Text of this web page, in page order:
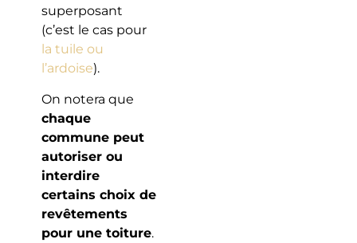
superposant
(c’est le cas pour
la tuile ou
l’ardoise).
On notera que
chaque
commune peut
autoriser ou
interdire
certains choix de
revêtements
pour une toiture.